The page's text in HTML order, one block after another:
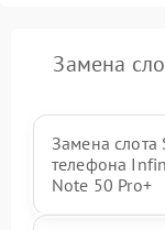
Замена
Замена слота
телефона
Note 50 Pro+